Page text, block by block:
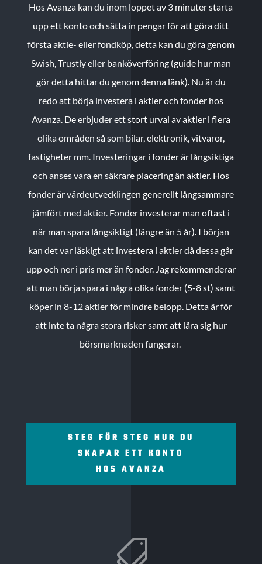
Hos Avanza kan du inom loppet av 3 minuter starta
upp ett konto och sätta in pengar för att göra ditt
första aktie- eller fondköp, detta kan du göra genom
Swish, Trustly eller banköverföring (guide hur man
gör detta hittar du genom denna länk). Nu är du
redo att börja investera i aktier och fonder hos
Avanza. De erbjuder ett stort urval av aktier i flera
olika områden så som bilar, elektronik, vitvaror,
fastigheter mm. Investeringar i fonder är långsiktiga
och anses vara en säkrare placering än aktier. Hos
fonder är värdeutvecklingen generellt långsammare
jämfört med aktier. Fonder investerar man oftast i
när man spara långsiktigt (längre än 5 år). I början
kan det var läskigt att investera i aktier då dessa går
upp och ner i pris mer än fonder. Jag rekommenderar
att man börja spara i några olika fonder (5-8 st) samt
köper in 8-12 aktier för mindre belopp. Detta är för
att inte ta några stora risker samt att lära sig hur
börsmarknaden fungerar.
STEG FÖR STEG HUR DU
SKAPAR ETT KONTO
HOS AVANZA